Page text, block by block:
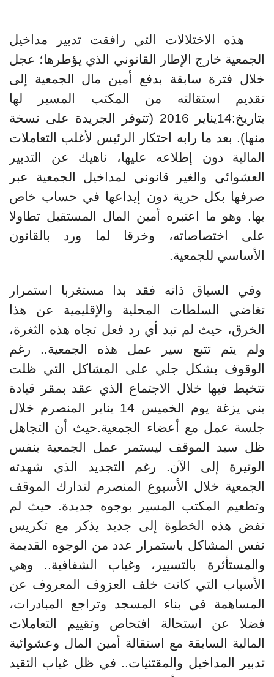
هذه الاختلالات التي رافقت تدبير مداخيل
الجمعية خارج الإطار القانوني الذي يؤطرها؛ عجل
خلال فترة سابقة بدفع أمين مال الجمعية إلى
تقديم استقالته من المكتب المسير لها
بتاريخ:14يناير 2016 (تتوفر الجريدة على نسخة
منها). بعد ما رابه احتكار الرئيس لأغلب التعاملات
المالية دون إطلاعه عليها، ناهيك عن التدبير
العشوائي والغير قانوني لمداخيل الجمعية عبر
صرفها بكل حرية دون إيداعها في حساب خاص
بها. وهو ما اعتبره أمين المال المستقيل تطاولا
على اختصاصاته، وخرقا لما ورد بالقانون
الأساسي للجمعية.
وفي السياق ذاته فقد بدا مستغربا استمرار
تغاضي السلطات المحلية والإقليمية عن هذا
الخرق، حيث لم تبد أي رد فعل تجاه هذه الثغرة،
ولم يتم تتبع سير عمل هذه الجمعية.. رغم
الوقوف بشكل جلي على المشاكل التي ظلت
تتخبط فيها خلال الاجتماع الذي عقد بمقر قيادة
بني يزغة يوم الخميس 14 يناير المنصرم خلال
جلسة عمل مع أعضاء الجمعية.حيث أن التجاهل
ظل سيد الموقف ليستمر عمل الجمعية بنفس
الوتيرة إلى الآن. رغم التجديد الذي شهدته
الجمعية خلال الأسبوع المنصرم لتدارك الموقف
وتطعيم المكتب المسير بوجوه جديدة. حيث لم
تفض هذه الخطوة إلى جديد يذكر مع تكريس
نفس المشاكل باستمرار عدد من الوجوه القديمة
والمستأثرة بالتسيير، وغياب الشفافية.. وهي
الأسباب التي كانت خلف العزوف المعروف عن
المساهمة في بناء المسجد وتراجع المبادرات،
فضلا عن استحالة افتحاص وتقييم التعاملات
المالية السابقة مع استقالة أمين المال وعشوائية
تدبير المداخيل والمقتنيات.. في ظل غياب التقيد